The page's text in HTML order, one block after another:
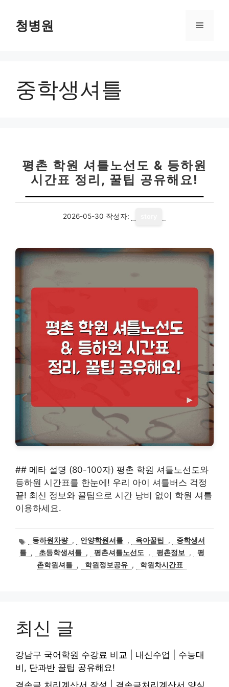
청병원 메
중학생셔틀
평촌 학원 셔틀노선도 & 등하원
시간표 정리, 꿀팁 공유해요!
2026-05-30 작성자:
## 메타 설명 (80-100자) 평촌 학원 셔틀노선도와
등하원 시간표를 한눈에! 우리 아이 셔틀버스 걱정
끝! 최신 정보와 꿀팁으로 시간 낭비 없이 학원 셔틀
이용하세요.
태등하원차량 , 안양학원셔틀 , 육아꿀팁 ,
중학생셔
틀 , 초등학생셔틀 , 평촌셔틀노선도 , 평촌정보 ,
평
촌학원셔틀 , 학원정보공유 , 학원차시간표
최신 글
강남구 국어학원 수강료 비교 | 내신수업 | 수능대
비, 단과반 꿀팁 공유해요!
결손금 처리계산서 작성 | 결손금처리계산서 양식